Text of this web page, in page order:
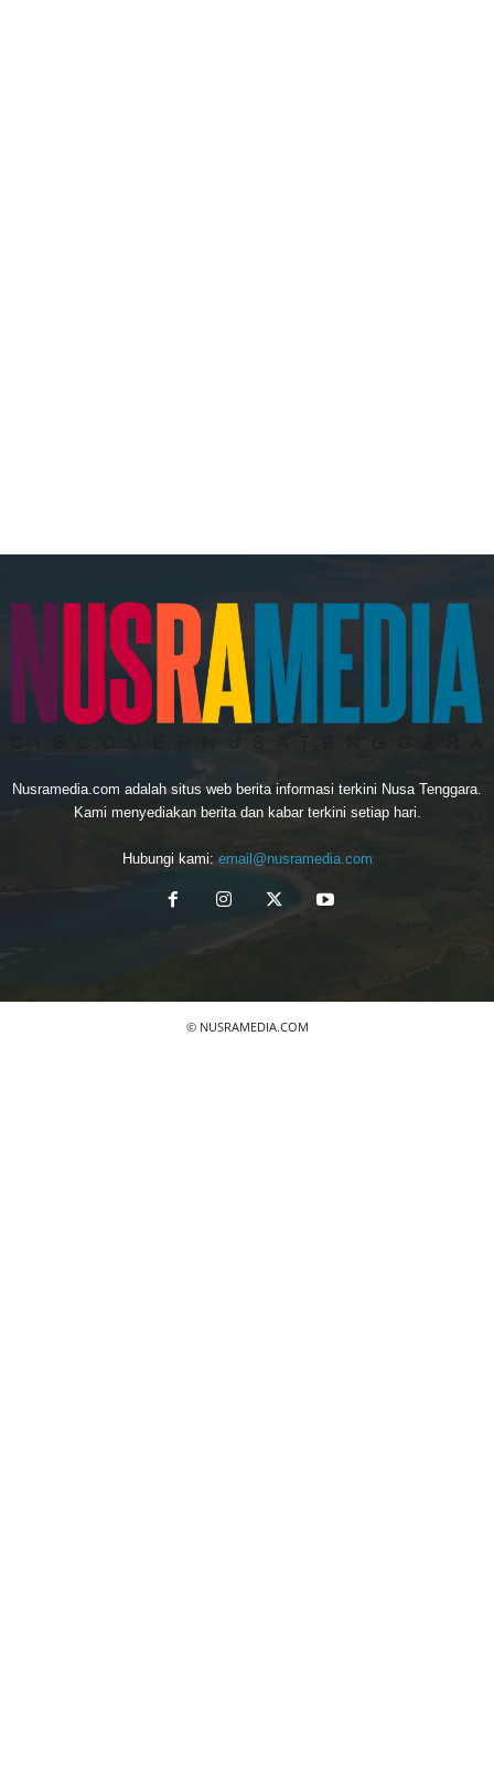
Nusramedia.com adalah situs web berita informasi terkini Nusa Tenggara.
Kami menyediakan berita dan kabar terkini setiap hari.
Hubungi kami: email@nusramedia.com
© NUSRAMEDIA.COM